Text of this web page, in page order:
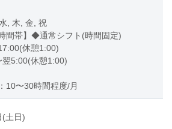
, 木, 金, 祝
時間帯】◆通常シフト(時間固定)
休憩1:00)
翌5:00(休憩1:00)
10〜30時間程度/月
(土日)